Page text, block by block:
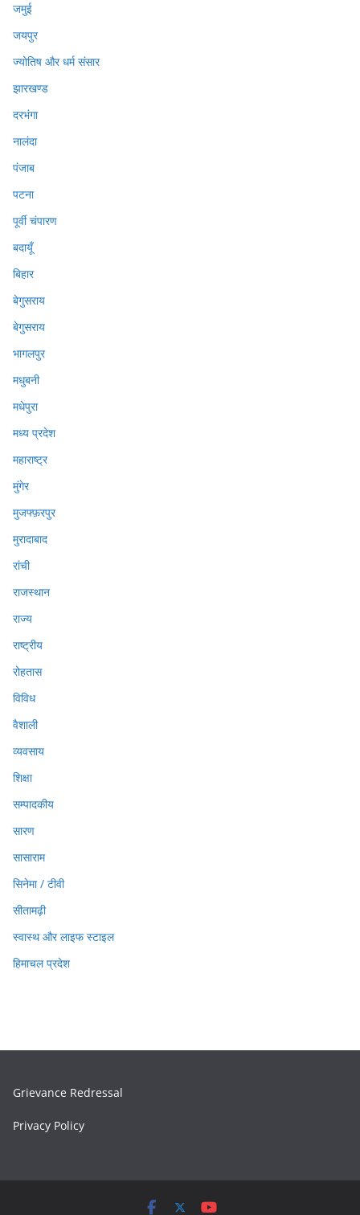
जमुई
जयपुर
ज्योतिष और धर्म संसार
झारखण्ड
दरभंगा
नालंदा
पंजाब
पटना
पूर्वी चंपारण
बदायूँ
बिहार
बेगुसराय
बेगुसराय
भागलपुर
मधुबनी
मधेपुरा
मध्य प्रदेश
महाराष्ट्र
मुंगेर
मुजफ्फ़रपुर
मुरादाबाद
रांची
राजस्थान
राज्य
राष्ट्रीय
रोहतास
विविध
वैशाली
व्यवसाय
शिक्षा
सम्पादकीय
सारण
सासाराम
सिनेमा / टीवी
सीतामढ़ी
स्वास्थ और लाइफ स्टाइल
हिमाचल प्रदेश
Grievance Redressal
Privacy Policy